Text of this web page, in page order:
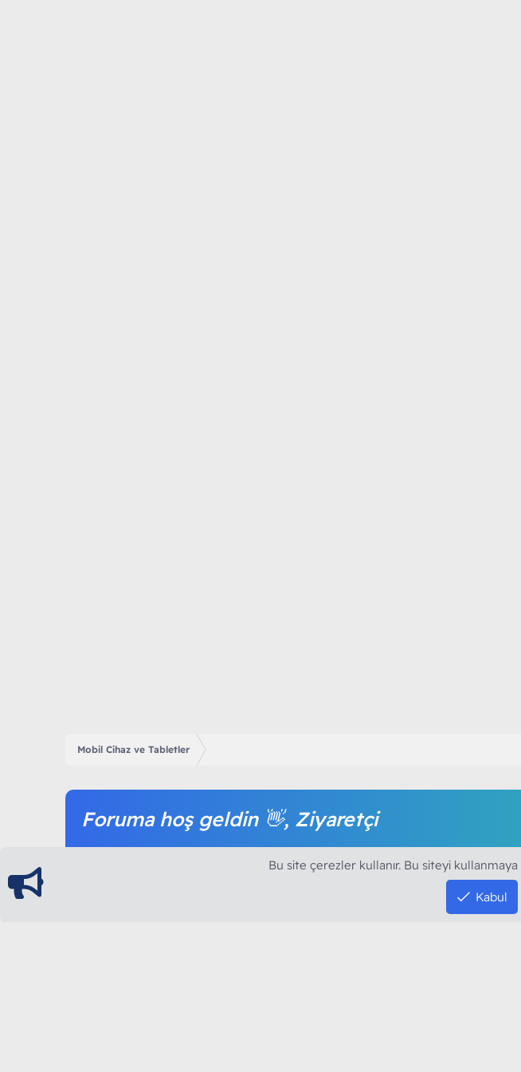
Mobil Cihaz ve Tabletler
Foruma hoş geldin 👋, Ziyaretçi
Bu site çerezler kullanır. Bu siteyi
Kabul